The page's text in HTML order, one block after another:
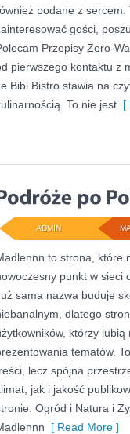
podane z sercem.
gości,
Przepisy Zero-
pierwszego kontaktu z
Bibi Bistro stawia na
To nie jest [
ADMIN
to strona, które
punkt w sieci
sama nazwa buduje
dlatego
którzy
tematów.
lecz spójna
jak i jakość
Ogród i Natura i
[ Read More ]